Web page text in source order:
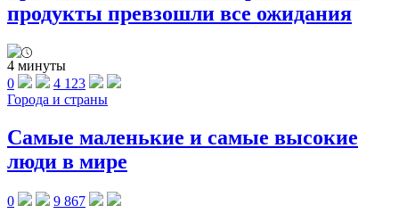
продукты превзошли все ожидания
4 минуты
0
4 123
Города и страны
Самые маленькие и самые высокие
люди в мире
0
9 867